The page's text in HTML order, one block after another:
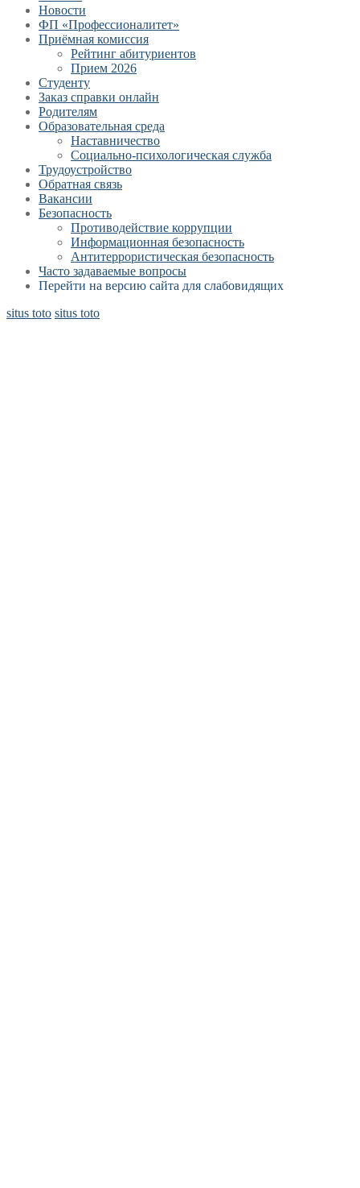
Новости
ФП «Профессионалитет»
Приёмная комиссия
Рейтинг абитуриентов
Прием 2026
Студенту
Заказ справки онлайн
Родителям
Образовательная среда
Наставничество
Социально-психологическая служба
Трудоустройство
Обратная связь
Вакансии
Безопасность
Противодействие коррупции
Информационная безопасность
Антитеррористическая безопасность
Часто задаваемые вопросы
Перейти на версию сайта для слабовидящих
situs toto situs toto